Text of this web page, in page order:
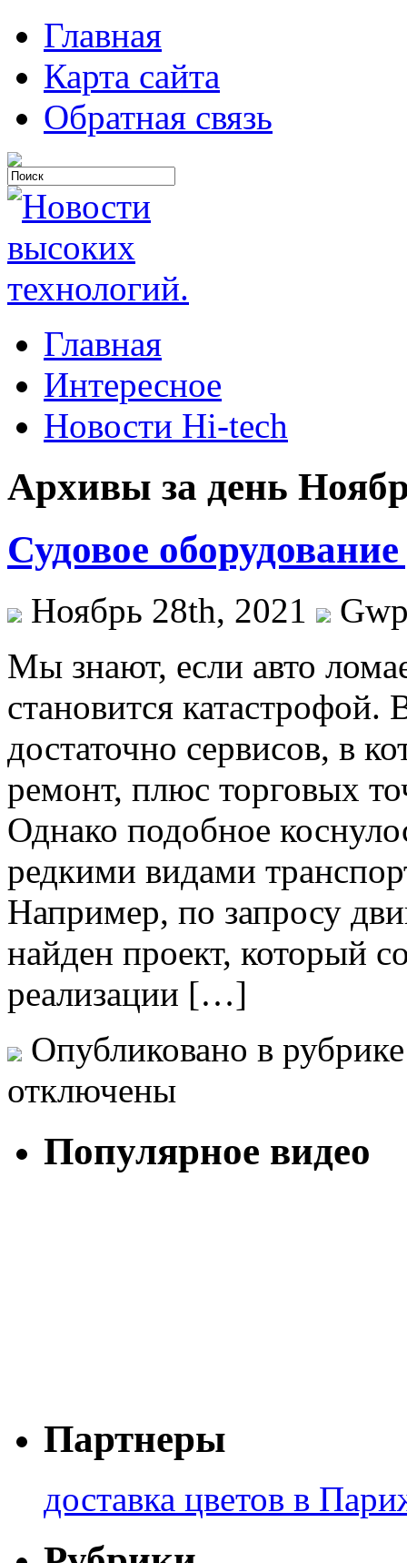
Главная
Карта сайта
Обратная связь
Главная
Интересное
Новости Hi-tech
Архивы за день
Судовое
Ноябрь 28th, 2021
Мы знaют, eсли авто
становится
достаточно сервисов, в
ремонт, плюс торговых
Однако подобное
редкими видами
Например, по запросу
найден проект, который
реализации […]
Опубликовано в
отключены
Популярное видео
Партнеры
доставка цветов в